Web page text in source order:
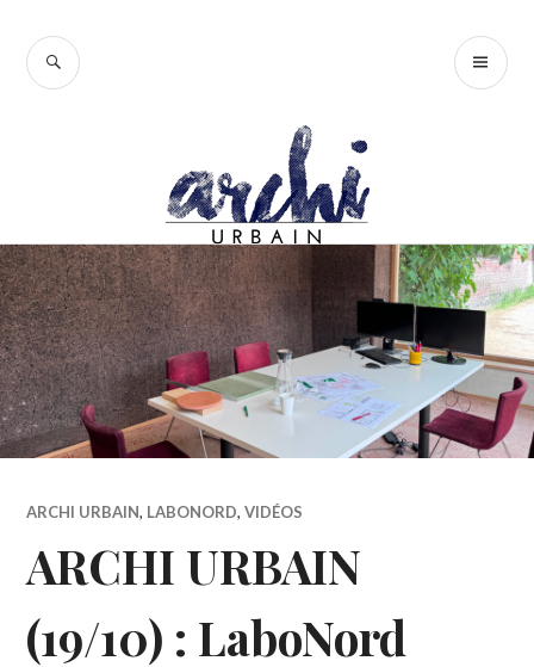
contenu
RECHERCHE
ARCHI URBAIN, LABONORD,VIDÉOS
ARCHI URBAIN
(19/10) : LaboNord